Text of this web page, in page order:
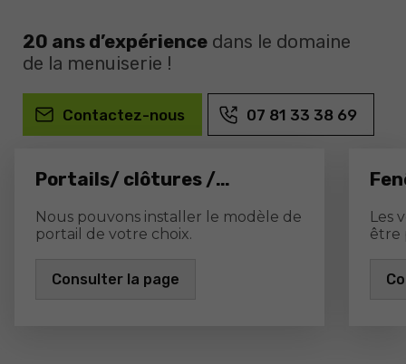
20 ans d’expérience dans le domaine
de la menuiserie !
Contactez-nous 07 81 33 38 69
Portails/ clôtures /
Nous pouvons installer le modèle de
portail de votre choix.
Consulter la page
Les
être